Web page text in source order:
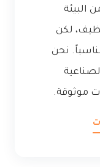
البيئة
لكن
نحن
موثوقة.